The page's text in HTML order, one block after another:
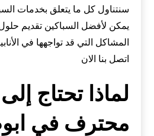
سنتناول كل ما يتعلق بخدمات
يمكن لأفضل السباكين تقديم
المشاكل التي قد تواجهها في
اتصل بنا الان
لماذا تحتاج
محترف في